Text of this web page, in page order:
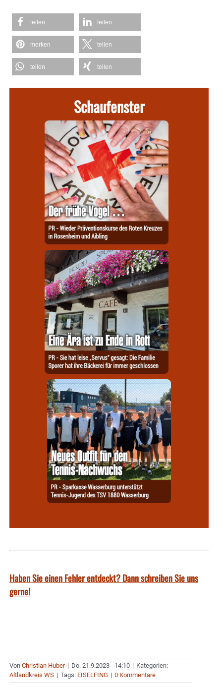
teilen teilen
merken teilen
teilen teilen
Schaufenster
Haben Sie einen Fehler entdeckt? Dann schreiben Sie uns
gerne!
Von Christian Huber | Do. 21.9.2023 - 14:10 | Kategorien:
Altlandkreis WS | Tags: EISELFING | 0 Kommentare